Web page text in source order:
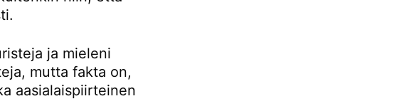
ja mieleni
mutta fakta on,
aasialaispiirteinen